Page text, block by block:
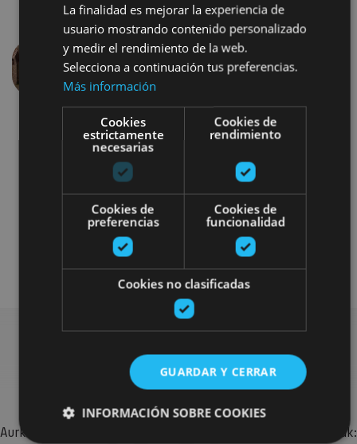
Aurrekoa
Gastronomía Arquitectura civil
Bilatu plan gehiago
Aurkitu zure bidaia Nafarroan osatzeko planak eta iradokizunak:
La finalidad es mejorar la experiencia de
usuario mostrando contenido personalizado
y medir el rendimiento de la web.
Selecciona a continuación tus preferencias.
Más información
Cookies
estrictamente
necesarias
Cookies de
rendimiento
Cookies de
preferencias
Cookies de
funcionalidad
Cookies no clasificadas
GUARDAR Y CERRAR
INFORMACIÓN SOBRE COOKIES